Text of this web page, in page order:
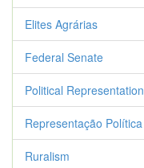
Elites Agrárias
Federal Senate
Political Representation
Representação Política
Ruralism